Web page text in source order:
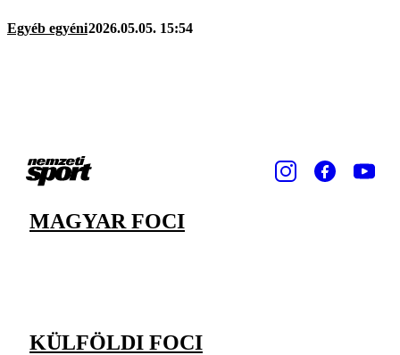
Egyéb egyéni2026.05.05. 15:54
MAGYAR FOCI
KÜLFÖLDI FOCI